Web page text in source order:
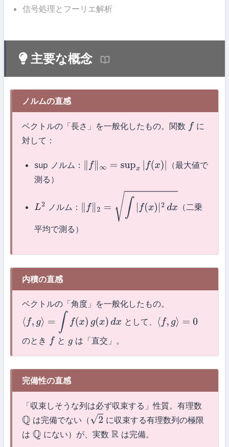
信号処理とフーリエ解析
主要な概念
ノルムの直感
ベクトルの「長さ」を一般化したもの。関数 f に
対して：
sup ノルム： f∥ ∞= supx|f(x |
（最大値で
測る）
L2 ノルム： f∥ 2= ∫|f x ) 2d x （二乗
平均で測る）
内積の直感
ベクトルの「角度」を一般化したもの。
⟨f,g ⟩=∫ f(x g x)dx として、 ⟨f,g ⟩=0
のとき f と g は「直交」。
完備性の直感
「収束しそうな列は必ず収束する」性質。有理数
Qは完備でない（2
に収束する有理数列の極限
はQにない）が、実数 R は完備。